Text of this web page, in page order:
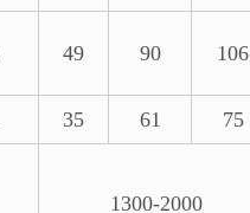
49 90 106
35 61 75
1300-2000